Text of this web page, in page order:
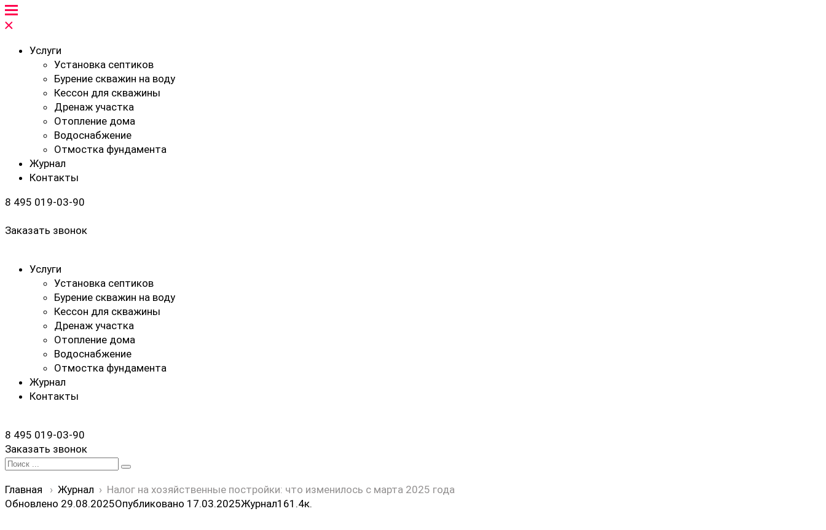
Услуги
Установка септиков
Бурение скважин на воду
Кессон для скважины
Дренаж участка
Отопление дома
Водоснабжение
Отмостка фундамента
Журнал
Контакты
8 495 019-03-90
Заказать звонок
Услуги
Установка септиков
Бурение скважин на воду
Кессон для скважины
Дренаж участка
Отопление дома
Водоснабжение
Отмостка фундамента
Журнал
Контакты
8 495 019-03-90
Заказать звонок
Search
Главная
› Журнал › Налог на хозяйственные постройки: что изменилось с марта 2025 года
Обновлено 29.08.2025Опубликовано 17.03.2025Журнал161.4к.